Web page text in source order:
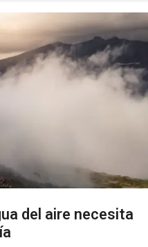
del aire necesita